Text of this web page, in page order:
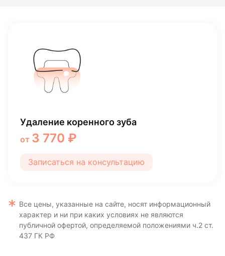
Удаление молочного зуба
от 2 030 ₽
Записаться на консультацию
Все цены, указанные на сайте, носят информационный
характер и ни при каких условиях не являются
публичной офертой, определяемой положениями ч.2 ст.
437 ГК РФ